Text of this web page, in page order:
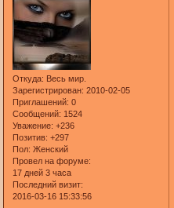
Откуда: Весь мир.
Зарегистрирован: 2010-02-05
Приглашений: 0
Сообщений: 1524
Уважение: +236
Позитив: +297
Пол: Женский
Провел на форуме:
17 дней 3 часа
Последний визит:
2016-03-16 15:33:56